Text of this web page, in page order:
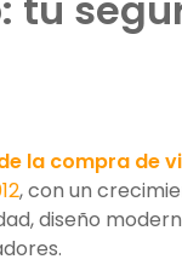
la compra de
, con un
diseño